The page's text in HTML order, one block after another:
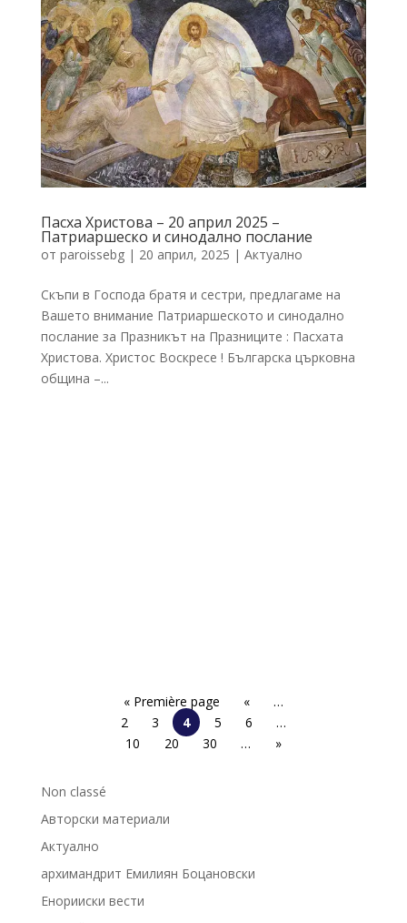
Пасха Христова – 20 април 2025 –
Патриаршеско и синодално послание
от paroissebg| 20 април, 2025 | Актуално
Скъпи в Господа братя и сестри, предлагаме на
Вашето внимание Патриаршеското и синодално
послание за Празникът на Празниците : Пасхата
Христова. Христос Воскресе ! Българска църковна
община –...
« Première page «
…
2
3 4 5 6
…
10
20 30 … »
Non classé
Авторски материали
Актуално
архимандрит Емилиян Боцановски
Енорииски вести